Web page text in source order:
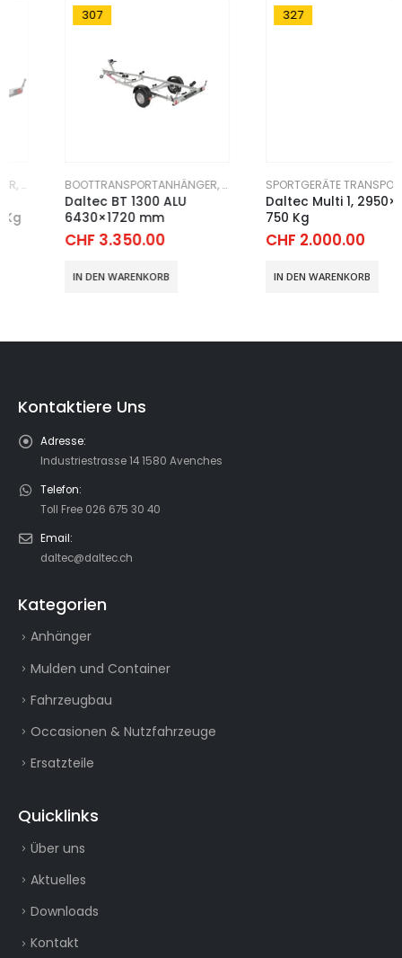
TRANSPORTANHÄNGER
BOOTTRANSPORTANHÄNGER,SPORTGERÄTE TRANSPORTANHÄNGER
Daltec BT 1300 ALU
6430×1720 mm
3.350.00
IN DEN WARENKORB
SPORTGERÄTE TRANSPORTANHÄNGER
Daltec Multi 1, 2950×1640,
2.000.00
IN DEN WARENKORB
Kontaktiere Uns
Adresse:
Industriestrasse 14 1580 Avenches
Telefon:
Toll Free 026 675 30 40
Email:
daltec@daltec.ch
Kategorien
Anhänger
Mulden und Container
Fahrzeugbau
Occasionen & Nutzfahrzeuge
Ersatzteile
Quicklinks
Über uns
Aktuelles
Downloads
Kontakt